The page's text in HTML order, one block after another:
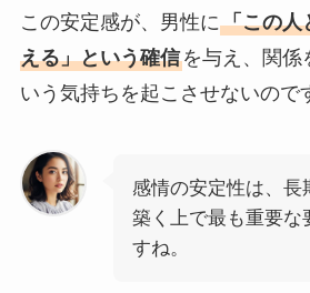
この安定感が、男性に「この人
える」という確信を与え、関係
いう気持ちを起こさせないので
感情の安定性は、長
築く上で最も重要な
すね。